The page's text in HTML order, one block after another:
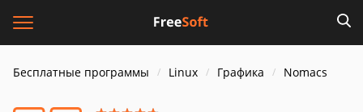
Бесплатные программы Linux Графика Nomacs